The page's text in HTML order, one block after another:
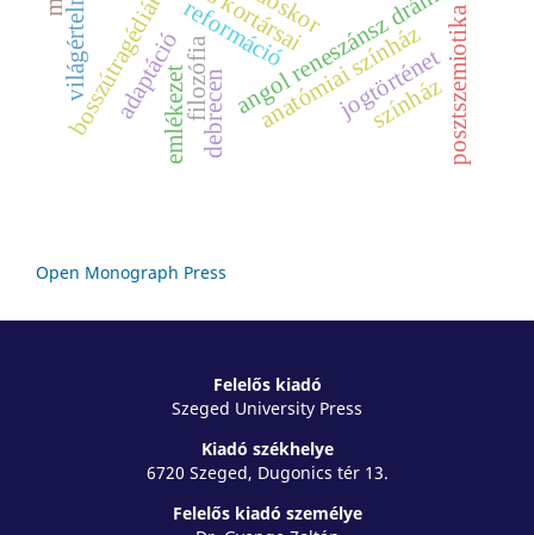
angol reneszánsz dráma
bosszútragédiák
adaptáció posztszemiotika
reformációanatómiai színház
filozófia
emlékezet jogtörténet
debrecen színház
Open Monograph Press
Felelős kiadó
Szeged University Press
Kiadó székhelye
6720 Szeged, Dugonics tér 13.
Felelős kiadó személye